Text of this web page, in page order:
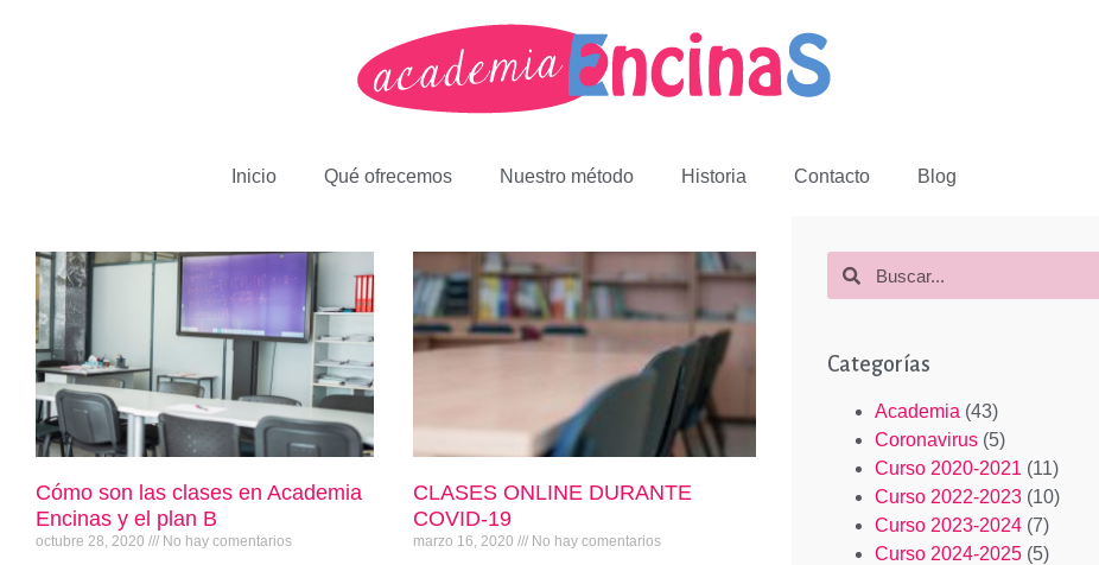
Inicio Qué ofrecemos Nuestro método Historia Contacto Blog
Cómo son las clases en Academia
Encinas y el plan B
octubre 28, 2020 No hay comentarios
CLASES ONLINE DURANTE
COVID-19
marzo 16, 2020 No hay comentarios
Categorías
Academia (43)
Coronavirus(5)
Curso 2020-2021 (11)
Curso 2022-2023(10)
Curso 2023-2024(7)
Curso 2024-2025(5)